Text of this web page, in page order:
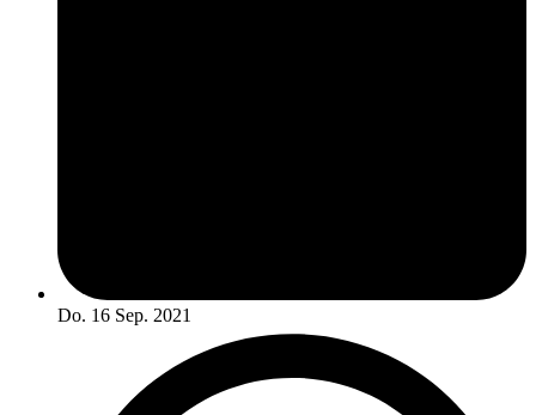
Do. 16 Sep. 2021